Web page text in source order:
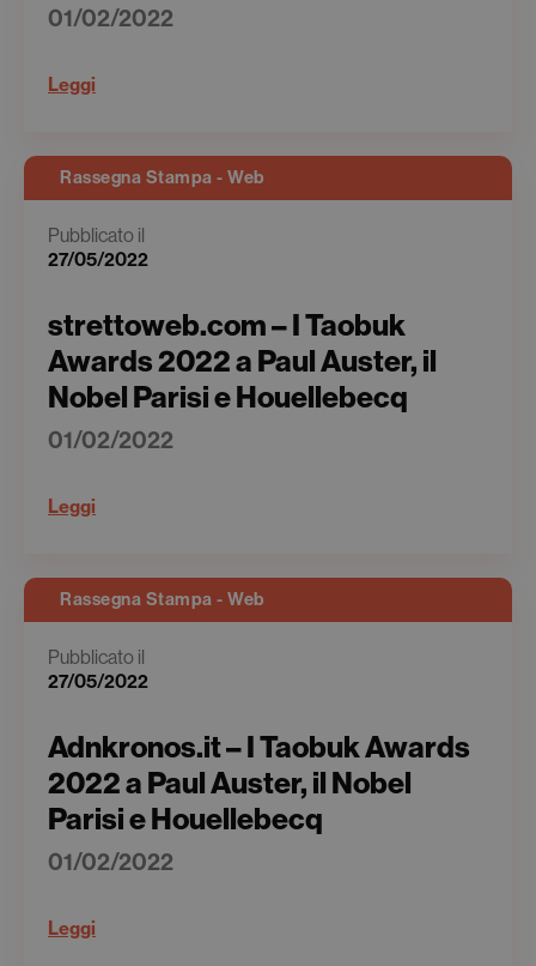
01/02/2022
Leggi
Rassegna Stampa - Web
Pubblicato il
27/05/2022
strettoweb.com – I Taobuk
Awards 2022 a Paul Auster, il
Nobel Parisi e Houellebecq
01/02/2022
Leggi
Rassegna Stampa - Web
Pubblicato il
27/05/2022
Adnkronos.it – I Taobuk Awards
2022 a Paul Auster, il Nobel
Parisi e Houellebecq
01/02/2022
Leggi